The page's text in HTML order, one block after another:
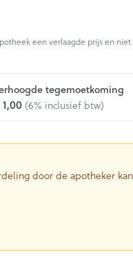
een verlaagde prijs en
tegemoetkoming
(6% inclusief btw)
door de apotheker